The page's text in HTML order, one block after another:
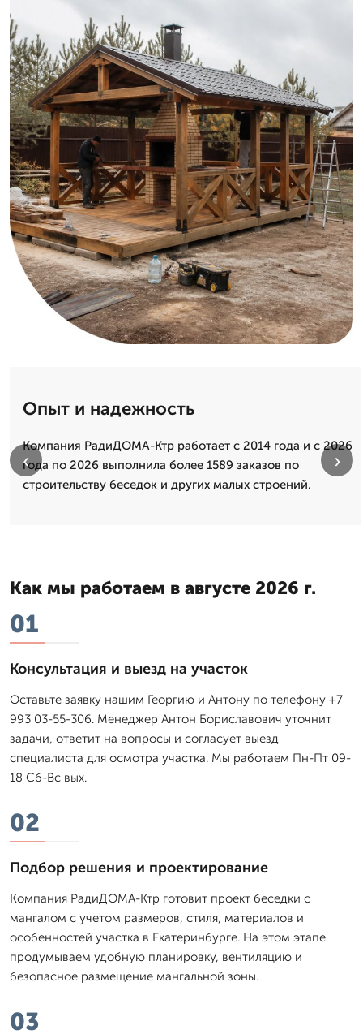
Опыт и надежность
Компания РадиДОМА-Ктр работает с 2014 года и с 2026
года по 2026 выполнила более 1589 заказов по
строительству беседок и других малых строений.
‹ ›
Как мы работаем в августе 2026 г.
01
Консультация и выезд на участок
Оставьте заявку нашим Георгию и Антону по телефону +7
993 03-55-306. Менеджер Антон Бориславович уточнит
задачи, ответит на вопросы и согласует выезд
специалиста для осмотра участка. Мы работаем Пн-Пт 09-
18 Сб-Вс вых.
02
Подбор решения и проектирование
Компания РадиДОМА-Ктр готовит проект беседки с
мангалом с учетом размеров, стиля, материалов и
особенностей участка в Екатеринбурге. На этом этапе
продумываем удобную планировку, вентиляцию и
безопасное размещение мангальной зоны.
03